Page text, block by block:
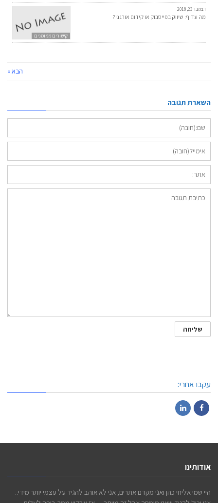
קישורים ממומנים
דצמבר 23, 2018
מה עדיף: שיווק בפייסבוק או קידום אורגני?
הבא »
השארת תגובה
עקבו אחרי:
אודותינו
היי שמי אליחי כהן ואני מקדם אתרים, אני לא אוהב להגיד על עצמי יותר מידי..